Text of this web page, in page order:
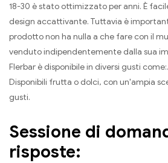
18-30 è stato ottimizzato per anni. È
design accattivante. Tuttavia è
prodotto non ha nulla a che fare con il
venduto indipendentemente dalla sua
Flerbar è disponibile in diversi gusti
Disponibili frutta o dolci, con un'ampia
gusti.
Sessione di
risposte: